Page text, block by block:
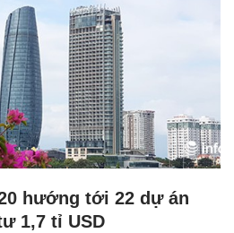
hướng tới 22 dự án
1,7 tỉ USD